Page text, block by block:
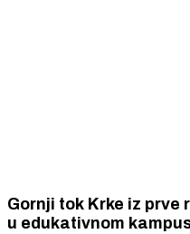
Gornji tok Krke iz prve
u